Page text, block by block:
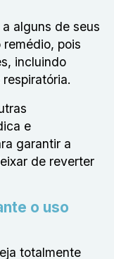
alguns de seus
pois
incluindo
e
garantir a
de reverter
o uso
totalmente